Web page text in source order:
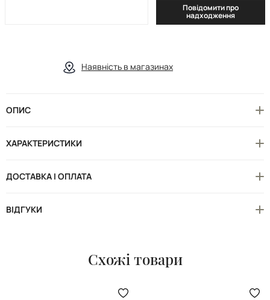
Повідомити про
надходження
Наявність в магазинах
ОПИС
ХАРАКТЕРИСТИКИ
ДОСТАВКА І ОПЛАТА
ВІДГУКИ
Схожі товари